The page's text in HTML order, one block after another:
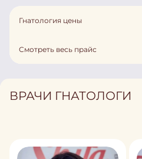
Гнатология цены
Смотреть весь прайс
ВРАЧИ ГНАТОЛОГИ